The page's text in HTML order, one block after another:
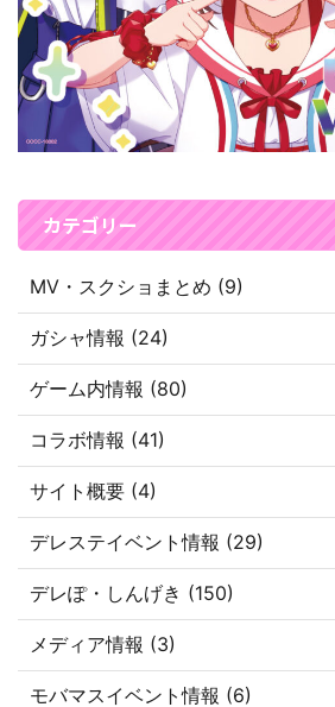
カテゴリー
MV・スクショまとめ (9)
ガシャ情報 (24)
ゲーム内情報 (80)
コラボ情報 (41)
サイト概要 (4)
デレステイベント情報 (29)
デレぽ・しんげき (150)
メディア情報 (3)
モバマスイベント情報 (6)